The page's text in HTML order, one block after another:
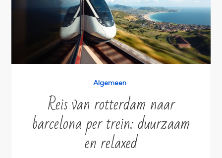
Algemeen
Reis van rotterdam naar
barcelona per trein: duurzaam
en relaxed